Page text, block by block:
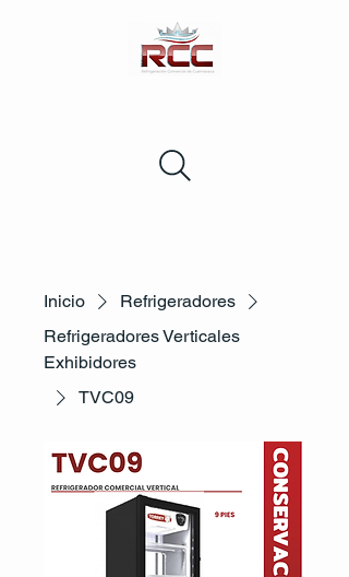
Inicio
Refrigeradores
Refrigeradores Verticales
Exhibidores
TVC09